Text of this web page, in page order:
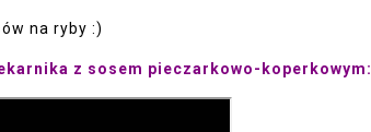
na ryby :)
z sosem pieczarkowo-koperkowym: